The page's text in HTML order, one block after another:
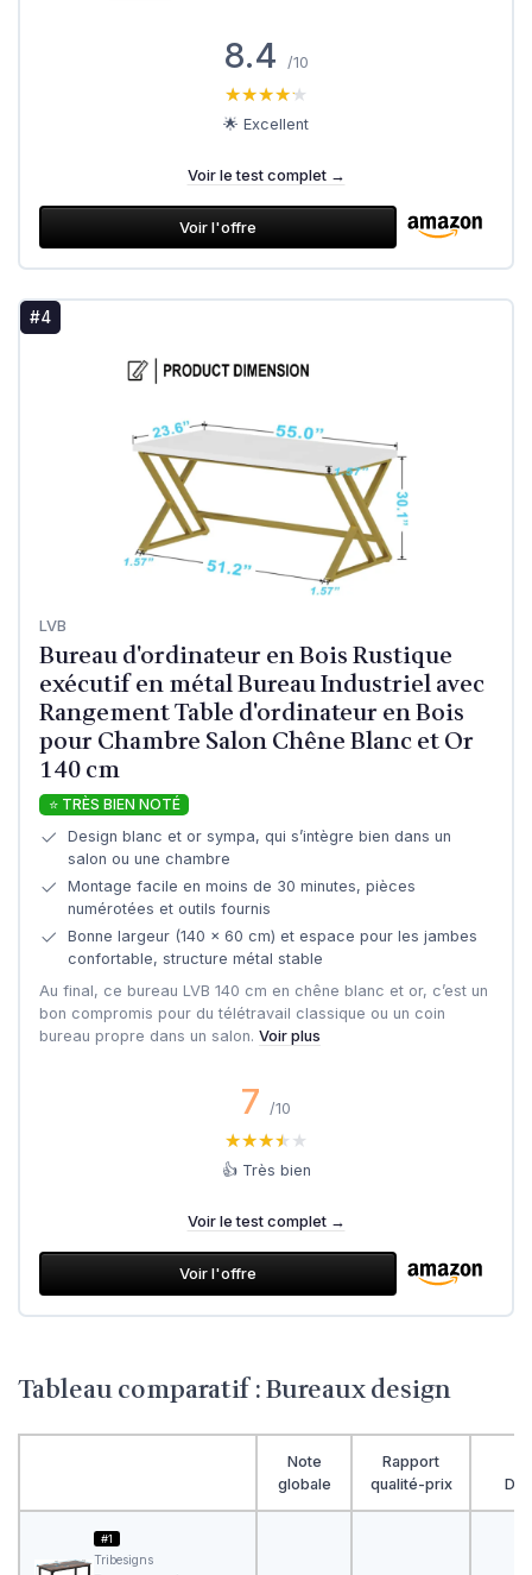
8.4 /10
★★★★★
★★★★★
🌟 Excellent
Voir le test complet →
Voir l'offre
#4
LVB
Bureau d'ordinateur en Bois Rustique
exécutif en métal Bureau Industriel avec
Rangement Table d'ordinateur en Bois
pour Chambre Salon Chêne Blanc et Or
140 cm
⭐ TRÈS BIEN NOTÉ
Design blanc et or sympa, qui s’intègre bien dans un
salon ou une chambre
Montage facile en moins de 30 minutes, pièces
numérotées et outils fournis
Bonne largeur (140 x 60 cm) et espace pour les jambes
confortable, structure métal stable
Au final, ce bureau LVB 140 cm en chêne blanc et or, c’est un
bon compromis pour du télétravail classique ou un coin
bureau propre dans un salon. Voir plus
7 /10
★★★★★
★★★★★
👍 Très bien
Voir le test complet →
Voir l'offre
Tableau comparatif : Bureaux design
Note
globale
Rapport
qualité-prix
#1
Tribesigns